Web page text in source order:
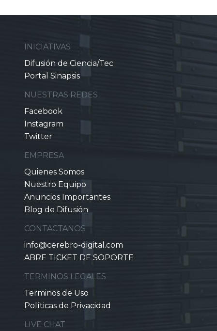
INICIATIVAS
Difusión de Ciencia/Tec
Portal Sinapsis
NUESTRAS REDES
Facebook
Instagram
Twitter
EMPRESA
Quienes Somos
Nuestro Equipo
Anuncios Importantes
Blog de Difusión
CONTACTANOS
info@cerebro-digital.com
ABRE TICKET DE SOPORTE
TERMINOS LEGALES
Terminos de Uso
Políticas de Privacidad
LIVE CHAT